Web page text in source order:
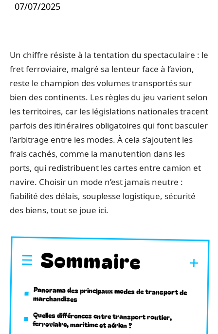
07/07/2025
Un chiffre résiste à la tentation du spectaculaire : le
fret ferroviaire, malgré sa lenteur face à l’avion,
reste le champion des volumes transportés sur
bien des continents. Les règles du jeu varient selon
les territoires, car les législations nationales tracent
parfois des itinéraires obligatoires qui font basculer
l’arbitrage entre les modes. À cela s’ajoutent les
frais cachés, comme la manutention dans les
ports, qui redistribuent les cartes entre camion et
navire. Choisir un mode n’est jamais neutre :
fiabilité des délais, souplesse logistique, sécurité
des biens, tout se joue ici.
Sommaire
Panorama des principaux modes de transport de
marchandises
Quelles différences entre transport routier,
ferroviaire, maritime et aérien ?